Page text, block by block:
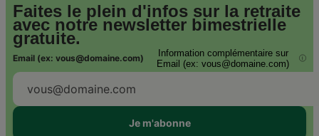
Faites le plein d'infos sur la retraite
avec notre newsletter bimestrielle
gratuite.
Email (ex: vous@domaine.com)
Information complémentaire sur
Email (ex: vous@domaine.com)
i
Je m'abonne